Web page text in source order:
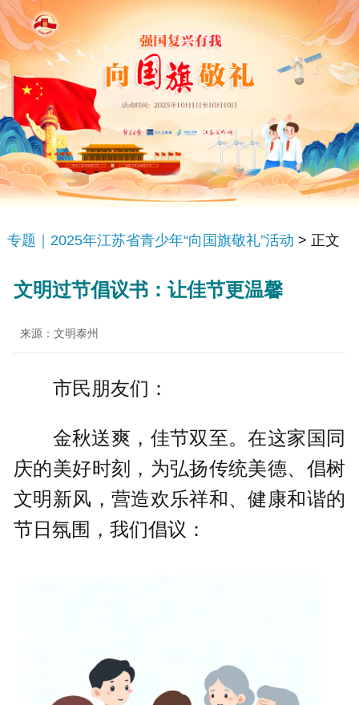
专题｜2025年江苏省青少年“向国旗敬礼”活动 > 正文
文明过节倡议书：让佳节更温馨
来源：文明泰州
市民朋友们：
金秋送爽，佳节双至。在这家国同
庆的美好时刻，为弘扬传统美德、倡树
文明新风，营造欢乐祥和、健康和谐的
节日氛围，我们倡议：